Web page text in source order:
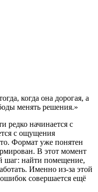
когда она дорогая, а
менять решения.»
редко начинается с
с ощущения
Формат уже понятен
В этот момент
шаг: найти помещение,
Именно из-за этой
совершается ещё